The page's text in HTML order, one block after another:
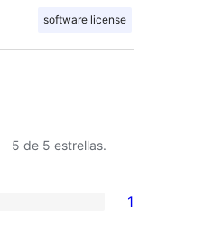
software license
5 de 5 estrellas.
1